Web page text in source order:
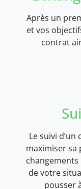
Après un
et vos
contrat
Le suivi
maximiser sa
de votre
pousser